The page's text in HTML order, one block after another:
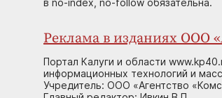
в no-index, no-follow обязательна.
Реклама в изданиях ООО
Портал Калуги и области
информационных технологий и
Учредитель: ООО «Агентство